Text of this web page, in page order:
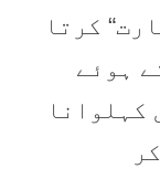
کرتا
ہوئے
کہلوانا